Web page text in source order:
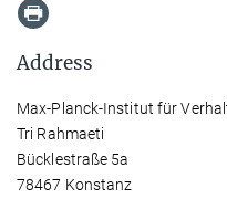
Address
Max-Planck-Institut für
Tri Rahmaeti
Bücklestraße 5a
78467 Konstanz